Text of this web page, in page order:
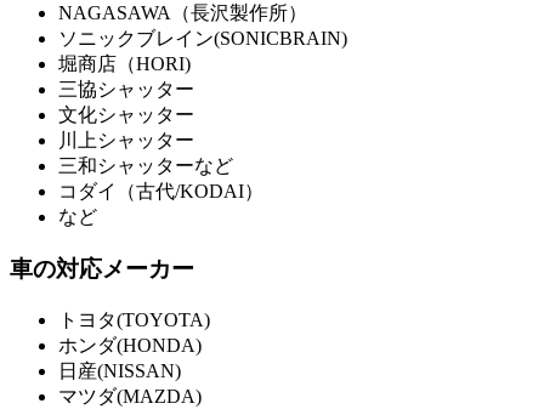
NAGASAWA（長沢製作所）
ソニックブレイン(SONICBRAIN)
堀商店（HORI)
三協シャッター
文化シャッター
川上シャッター
三和シャッターなど
コダイ（古代/KODAI）
など
車の対応メーカー
トヨタ(TOYOTA)
ホンダ(HONDA)
日産(NISSAN)
マツダ(MAZDA)